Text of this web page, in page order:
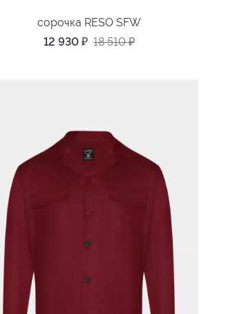
сорочка RESO SFW
12 930 ₽ 18 510₽